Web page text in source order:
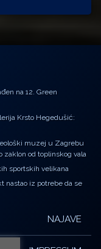
na 12. Green
Krsto Hegedušić:
muzej u Zagrebu
zaklon od toplinskog vala
sportskih velikana
nastao iz potrebe da se
NAJAVE